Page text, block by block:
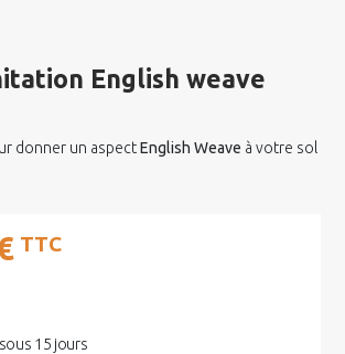
English weave
donner un aspectEnglish Weave à votre sol
TTC
15 jours